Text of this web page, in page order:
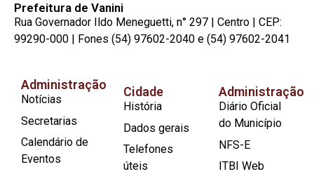
Prefeitura de Vanini
Rua Governador Ildo Meneguetti, n° 297 | Centro | CEP:
99290-000 | Fones (54) 97602-2040 e (54) 97602-2041
Administração
Notícias
Secretarias
Calendário de
Eventos
Cidade
História
Dados gerais
Telefones
úteis
Administração
Diário Oficial
do Município
NFS-E
ITBI Web